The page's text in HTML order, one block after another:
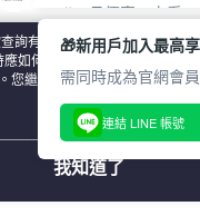
詢有關本網站使用 cookie 方式
如何變更電腦的 cookie 設定，
您繼續使用本網站即表示您同
cookie。
我知道了
🎉 8月優惠一次看
①LINE購物最高
②每周限定品現折
③指定商品58折起
上班鞋、休閒鞋、
好搭、出遊好走、
🎁新用戶加入最高
需同時成為官網會
連結 LINE 帳號